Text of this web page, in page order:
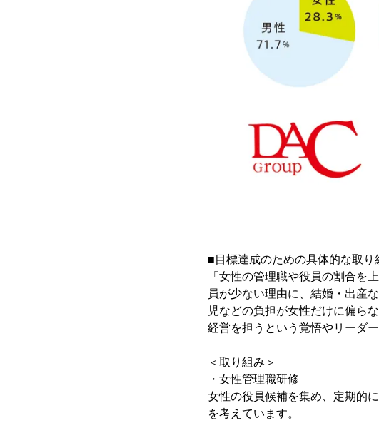
■目標達成のための具体的な取り
「女性の管理職や役員の割合を
員が少ない理由に、結婚・出産
児などの負担が女性だけに偏ら
経営を担うという覚悟やリーダ
＜取り組み＞
・女性管理職研修
女性の役員候補を集め、定期的
を考えています。